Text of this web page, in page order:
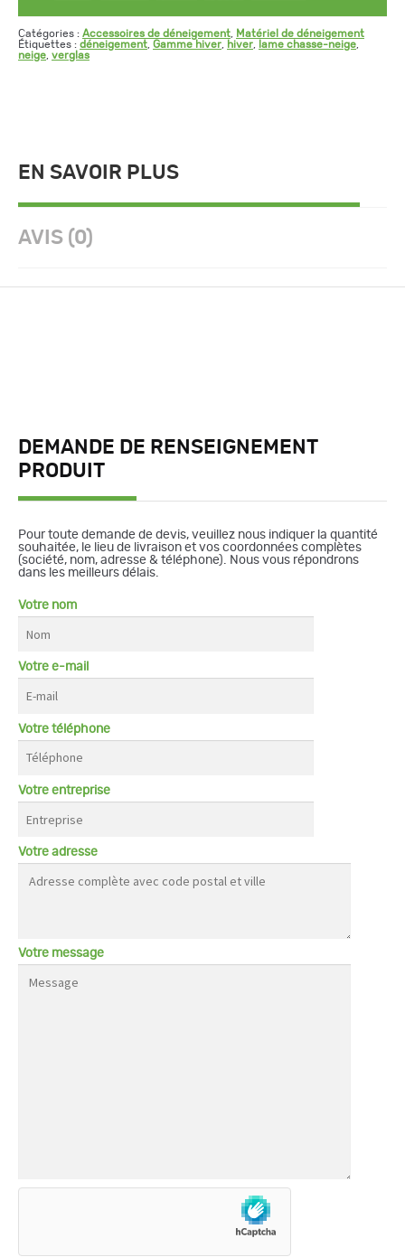
Catégories : Accessoires de déneigement
Matériel de déneigement
Étiquettes : déneigement Gamme hiver hiver lame chasse-neige
neige verglas
EN SAVOIR PLUS
AVIS (0)
DEMANDE DE RENSEIGNEMENT
PRODUIT
Pour toute demande de devis, veuillez nous indiquer la quantité
souhaitée, le lieu de livraison et vos coordonnées complètes
(société, nom, adresse & téléphone). Nous vous répondrons
dans les meilleurs délais.
Votre nom
Votre e-mail
Votre téléphone
Votre entreprise
Votre adresse
Votre message